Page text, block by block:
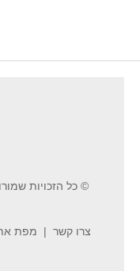
© כל הזכויות
צרו קשר מפת